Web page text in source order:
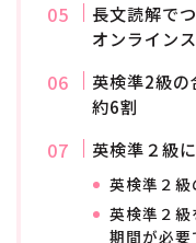
長文読解で
オンライン
英検準2級
約6割
英検準２級
英検準２級
英検準２
期間が必要